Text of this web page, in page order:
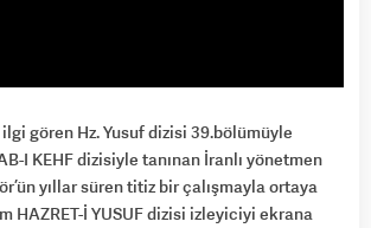
ilgi gören Hz. Yusuf dizisi 39.bölümüyle
I KEHF dizisiyle tanınan İranlı yönetmen
yıllar süren titiz bir çalışmayla ortaya
HAZRET-İ YUSUF dizisi izleyiciyi ekrana